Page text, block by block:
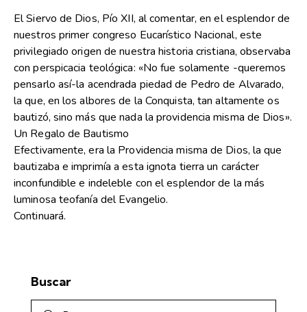
El Siervo de Dios, Pío XII, al comentar, en el esplendor de
nuestros primer congreso Eucarístico Nacional, este
privilegiado origen de nuestra historia cristiana, observaba
con perspicacia teológica: «No fue solamente -queremos
pensarlo así-la acendrada piedad de Pedro de Alvarado,
la que, en los albores de la Conquista, tan altamente os
bautizó, sino más que nada la providencia misma de Dios».
Un Regalo de Bautismo
Efectivamente, era la Providencia misma de Dios, la que
bautizaba e imprimía a esta ignota tierra un carácter
inconfundible e indeleble con el esplendor de la más
luminosa teofanía del Evangelio.
Continuará.
Buscar